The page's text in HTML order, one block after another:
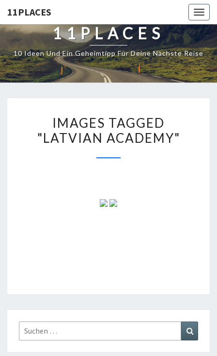
11PLACES
11PLACES
10 Ideen Und Ein Geheimtipp Für Deine Nächste Reise
IMAGES TAGGED
"LATVIAN ACADEMY"